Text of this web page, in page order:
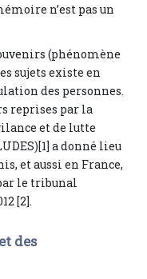
n’est pas un
(phénomène
sujets existe en
des personnes.
reprises par la
et de lutte
a donné lieu
et aussi en France,
le tribunal
[2].
des